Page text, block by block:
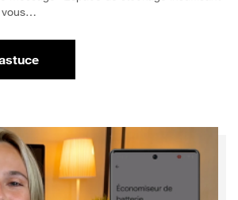
vous…
Comment libérer de l'espace sur